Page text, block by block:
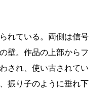
れている。両側は信号
壁。作品の上部からフ
され、使い古されてい
振り子のように垂れ下